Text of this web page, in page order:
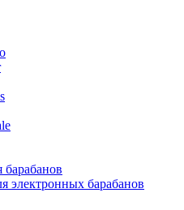
электронных барабанов